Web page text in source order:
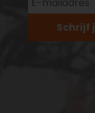
Schrijf